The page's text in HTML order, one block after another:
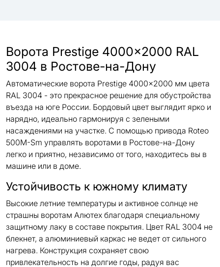
Ворота Prestige 4000x2000 RAL
3004 в Ростове-на-Дону
Автоматические ворота Prestige 4000x2000 мм цвета
RAL 3004 - это прекрасное решение для обустройства
въезда на юге России. Бордовый цвет выглядит ярко и
нарядно, идеально гармонируя с зелеными
насаждениями на участке. С помощью привода Roteo
500M-Sm управлять воротами в Ростове-на-Дону
легко и приятно, независимо от того, находитесь вы в
машине или в доме.
Устойчивость к южному климату
Высокие летние температуры и активное солнце не
страшны воротам Алютех благодаря специальному
защитному лаку в составе покрытия. Цвет RAL 3004 не
блекнет, а алюминиевый каркас не ведет от сильного
нагрева. Конструкция сохраняет свою
привлекательность на долгие годы, радуя вас